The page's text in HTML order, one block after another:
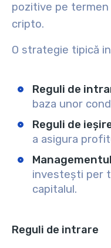
pozitive pe
cripto.
O strategie tipică
Reguli de
baza unor
Reguli de
a asigura
investești per
capitalul.
Reguli de intrare